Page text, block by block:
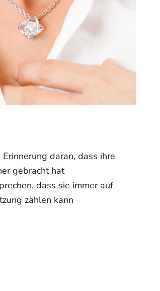
daran, dass ihre
gebracht hat
dass sie immer auf
zählen kann